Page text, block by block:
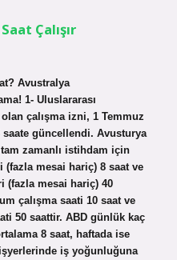
Çalışır
Avustralya
1- Uluslararası
çalışma izni, 1 Temmuz
saate güncellendi. Avusturya
tam zamanlı istihdam için
mesai hariç) 8 saat ve
(fazla mesai hariç) 40
çalışma saati 10 saat ve
50 saattir. ABD günlük kaç
8 saat, haftada ise
işyerlerinde iş yoğunluğuna